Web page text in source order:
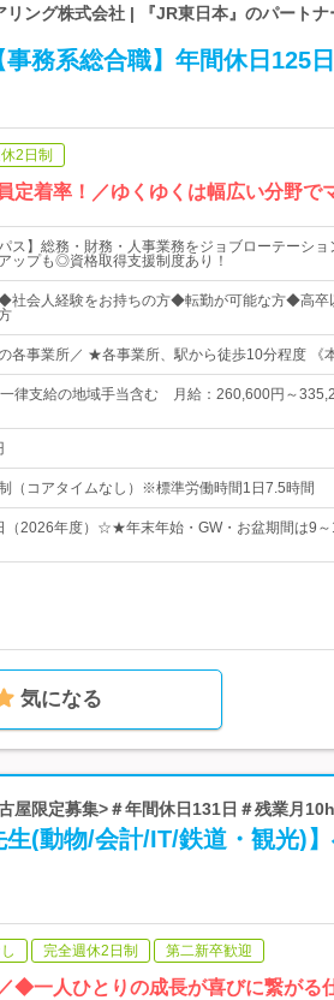
リング株式会社 | 『JR東日本』のパート
事務系総合職】年間休日125
2日制
定着率！／ゆくゆくは幅広い分野で
パス】総務・財務・人事業務をジョブローテーシ
ップも◎資格取得支援制度あり！
◆社会人経験をお持ちの方◆転勤が可能な方◆高
各事業所／ ★各事業所、駅から徒歩10分程度
律支給の地域手当含む 月給：260,600円～
（コアタイムなし）※標準労働時間1日7.5時間
2026年度）☆★年末年始・GW・お盆期間は9
気になる
屋限定募集>＃年間休日131日＃残業月
(動物/会計/IT/鉄道・観光)】
完全週休2日制 第二新卒歓迎
◆一人ひとりの成長が喜びに繋がる